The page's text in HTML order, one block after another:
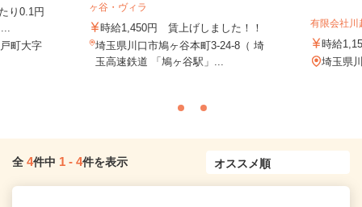
り0.1円
町大字
ヶ谷・ヴィラ
時給1,450円 賃上げしました！！
埼玉県川口市鳩ヶ谷本町3-24-8（ 埼
玉高速鉄道 「鳩ヶ谷駅」...
有限会社川
時給
埼玉県
全 4件中 1 - 4件を表示